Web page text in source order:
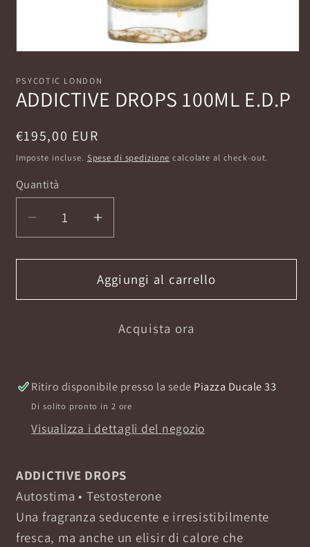
multimediali
1
in
finestra
PSYCOTIC LONDON
ADDICTIVE DROPS 100ML E.D.P
Prezzo
di
€195,00 EUR
Imposte incluse. Spese di spedizione calcolate al check-out.
Quantità
Diminuisci
quantità
per
ADDICTIVE
DROPS
Aumenta
quantità
per
ADDICTIVE
DROPS
E.D.P
Aggiungi al carrello
Acquista ora
Ritiro disponibile presso la sede Piazza Ducale 33
Di solito pronto in 2 ore
Visualizza i dettagli del negozio
ADDICTIVE DROPS
Autostima • Testosterone
Una fragranza seducente e irresistibilmente
fresca, ma anche un elisir di calore che